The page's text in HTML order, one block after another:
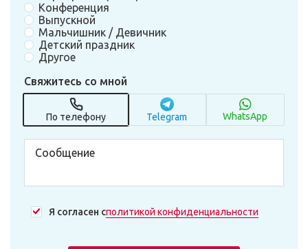
Конференция
Выпускной
Мальчишник / Девичник
Детский праздник
Другое
Свяжитесь со мной
По телефону Telegram WhatsApp
Я согласен сполитикой конфиденциальности